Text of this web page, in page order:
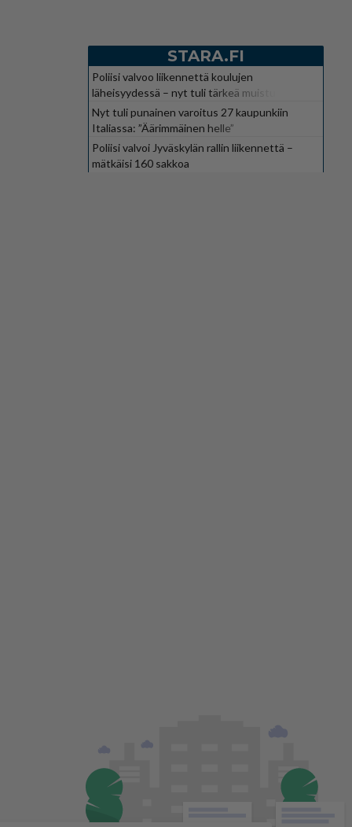
STARA.FI
Poliisi valvoo liikennettä koulujen
läheisyydessä – nyt tuli tärkeä muistutus
Nyt tuli punainen varoitus 27 kaupunkiin
Italiassa: ”Äärimmäinen helle”
Poliisi valvoi Jyväskylän rallin liikennettä –
mätkäisi 160 sakkoa